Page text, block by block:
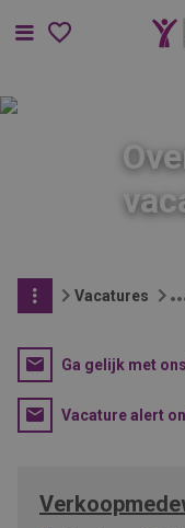
Menu
Vacatures
Ga gelijk met
Vacature alert